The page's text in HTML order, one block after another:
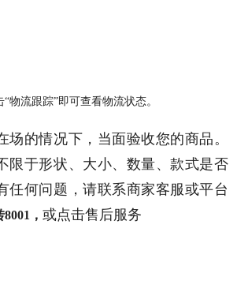
物流跟踪”即可查看物流状态。
场的情况下，当面验收您的商品。
限于形状、大小、数量、款式是否
任何问题，请联系商家客服或平台
， 或点击售后服务